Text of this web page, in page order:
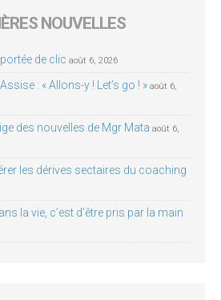
NOUVELLES
de clic août 6, 2026
: « Allons-y ! Let’s go ! » août 6,
des nouvelles de Mgr Mata août 6,
les dérives sectaires du coaching
la vie, c’est d’être pris par la main